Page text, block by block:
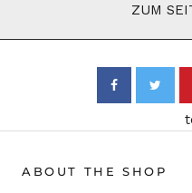
ZUM
ABOUT THE SHOP